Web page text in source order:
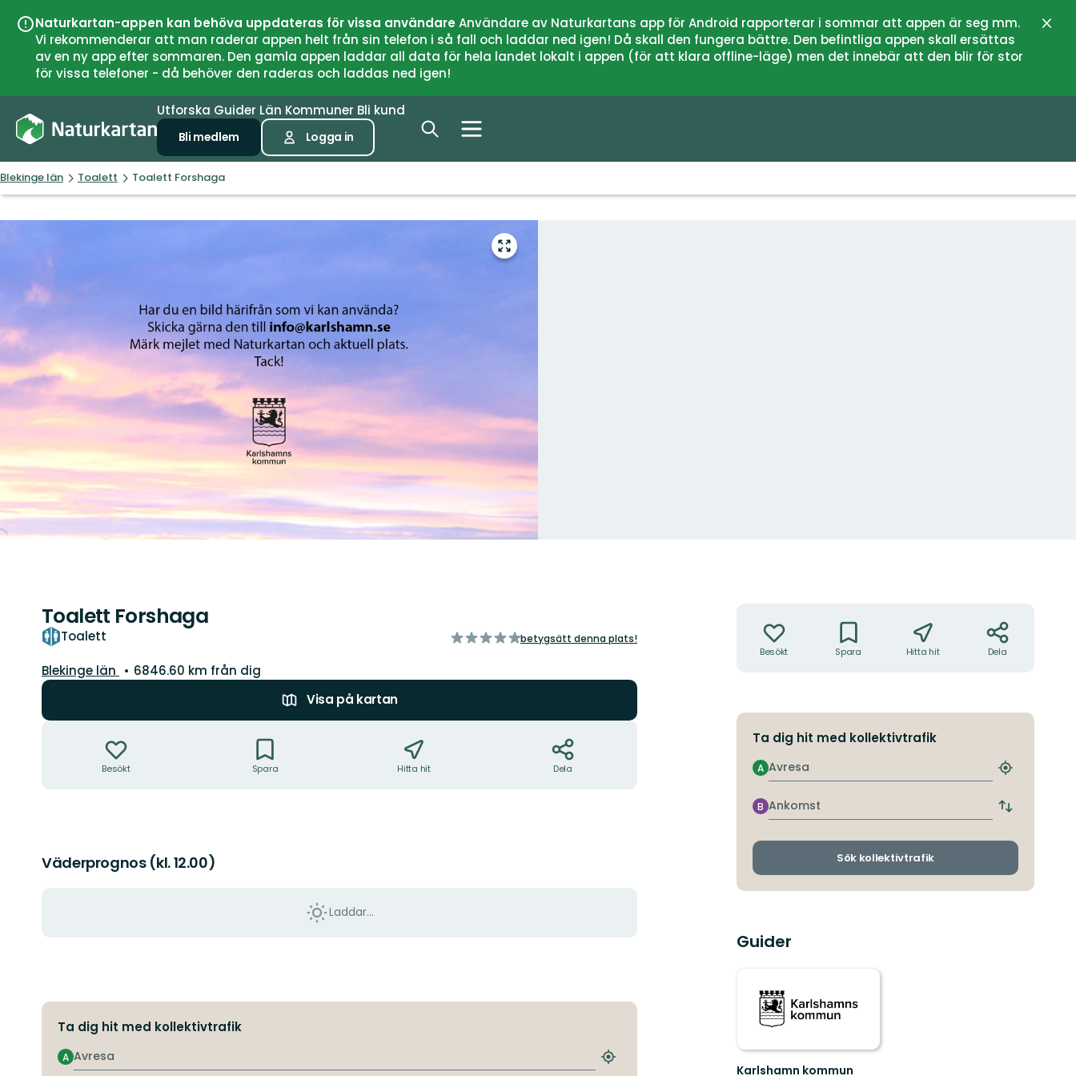
Naturkartan-appen kan behöva uppdateras för vissa användareAnvändare av Naturkartans app för Android rapporterar i sommar att appen är seg mm.
Vi rekommenderar att man raderar appen helt från sin telefon i så fall och laddar ned igen! Då skall den fungera bättre. Den befintliga appen skall ersättas
av en ny app efter sommaren. Den gamla appen laddar all data för hela landet lokalt i appen (för att klara offline-läge) men det innebär att den blir för stor
för vissa telefoner - då behöver den raderas och laddas ned igen!
Utforska Guider Län Kommuner Bli kund
Bli medlem Logga in
Blekinge län Toalett Toalett Forshaga
Gå
till
Toalett Forshaga
Toalett
av
betygsätt denna plats!
Län:
Blekinge län
6846.60 km från dig
Visa på kartan
Besökt Spara Hitta hit Dela
Väderprognos (kl. 12.00)
Laddar...
Ta dig hit med kollektivtrafik
Avresa
A
Hitta
Besökt Spara Hitta hit Dela
Ta dig hit med kollektivtrafik
Avresa
A
Hitta
hållplats
Ankomst
B
Byt
och
Sök kollektivtrafik
Guider
Karlshamn kommun